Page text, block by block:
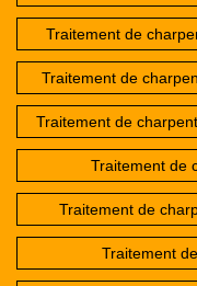
Traitement de
Traitement de
Traitement de
Traitement de
Traitement de
Traitement